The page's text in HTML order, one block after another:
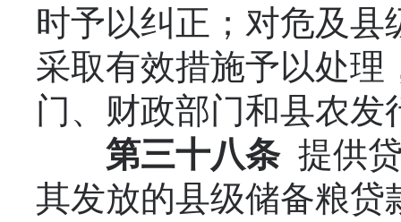
时予以纠正；对危及
采取有效措施予以处理
门、财政部门和县农发
第三十八条提供贷
其发放的县级储备粮贷